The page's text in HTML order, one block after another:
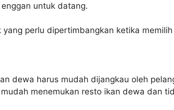
untuk datang.
perlu dipertimbangkan ketika
dewa harus mudah dijangkau oleh
menemukan resto ikan dewa dan